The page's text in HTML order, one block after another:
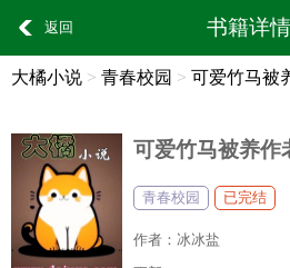
返回 书籍详情
大橘小说 > 青春校园 > 可爱竹马被
可爱竹马被养作
青春校园 已完结
作者： 冰冰盐